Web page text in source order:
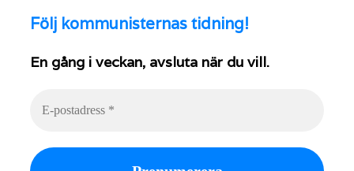
Följ kommunisternas tidning!
En gång i veckan, avsluta när du vill.